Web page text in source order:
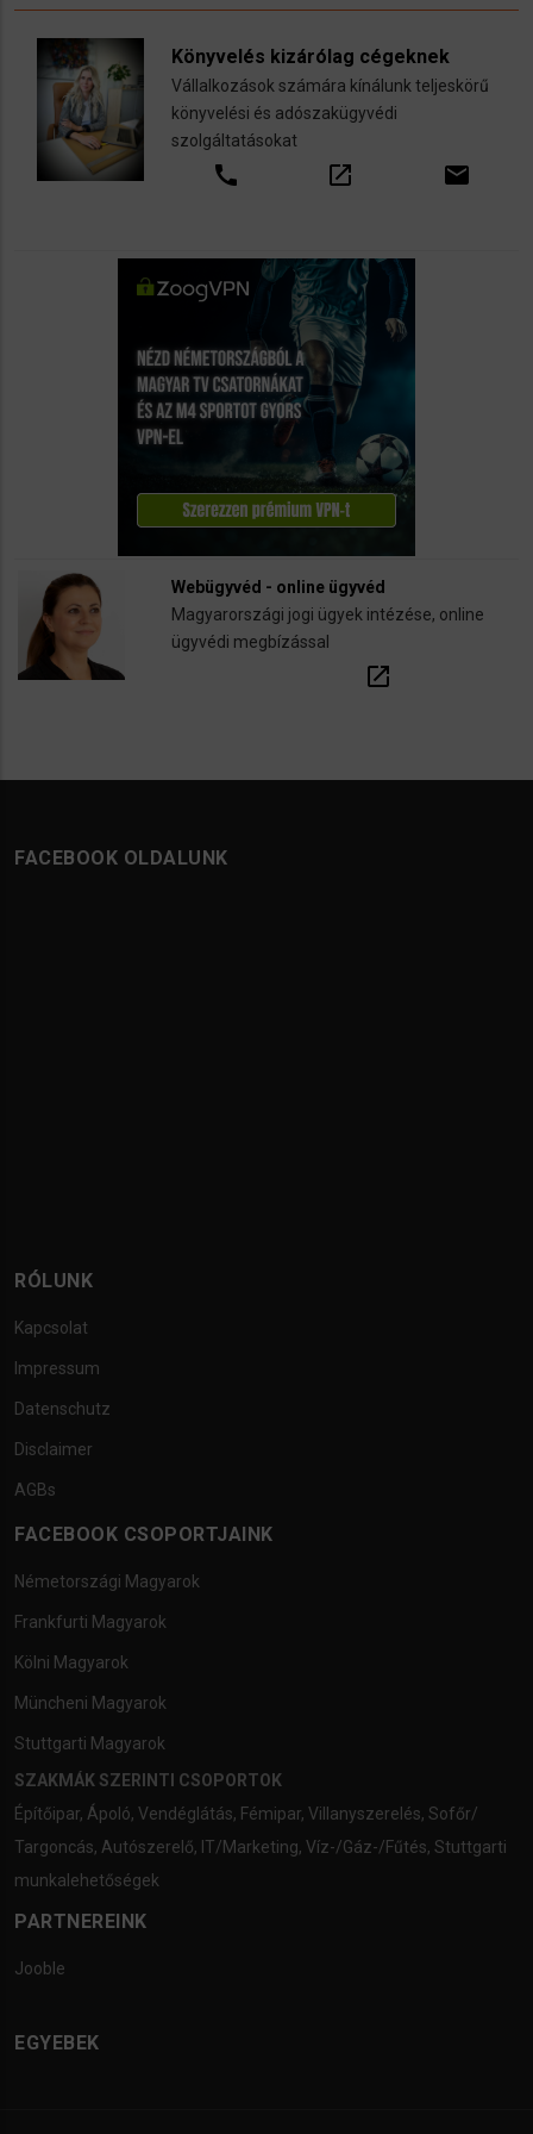
Könyvelés kizárólag cégeknek
Vállalkozások számára kínálunk teljeskörű
könyvelési és adószakügyvédi
szolgáltatásokat
call open_in_new email
Webügyvéd - online ügyvéd
Magyarországi jogi ügyek intézése, online
ügyvédi megbízással
open_in_new
FACEBOOK OLDALUNK
RÓLUNK
Kapcsolat
Impressum
Datenschutz
Disclaimer
AGBs
FACEBOOK CSOPORTJAINK
Németországi Magyarok
Frankfurti Magyarok
Kölni Magyarok
Müncheni Magyarok
Stuttgarti Magyarok
SZAKMÁK SZERINTI CSOPORTOK
Építőipar, Ápoló, Vendéglátás, Fémipar, Villanyszerelés, Sofőr/
Targoncás, Autószerelő, IT/Marketing, Víz-/Gáz-/Fűtés, Stuttgarti
munkalehetőségek
PARTNEREINK
Jooble
EGYEBEK